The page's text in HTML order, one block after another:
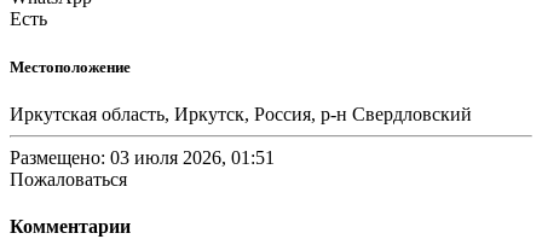
Есть
Местоположение
Иркутская область, Иркутск, Россия, р-н Свердловский
Размещено: 03 июля 2026, 01:51
Пожаловаться
Комментарии